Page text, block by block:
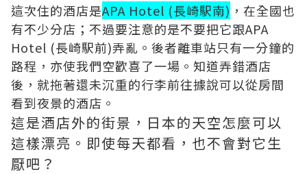
這次住的酒店是APA Hotel (長崎駅南) ，在全國也
有不少分店；不過要注意的是不要把它跟APA
Hotel (長崎駅前)弄亂。後者離車站只有一分鐘的
路程，亦使我們空歡喜了一場。知道弄錯酒店
後，就拖著還未沉重的行李前往據說可以從房間
看到夜景的酒店。
這是酒店外的街景，日本的天空怎麼可以
這樣漂亮。即使每天都看，也不會對它生
厭吧？